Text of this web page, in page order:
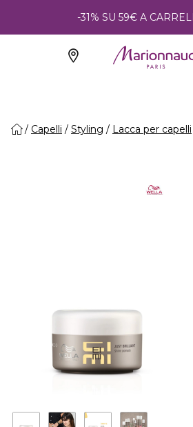
-31% SU 59€ A
Capelli Styling Lacca per capelli